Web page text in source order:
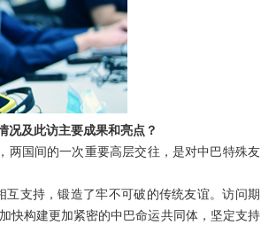
况及此访主要成果和亮点？
两国间的一次重要高层交往，是对中巴特殊友
支持，锻造了牢不可破的传统友谊。访问期
快构建更加紧密的中巴命运共同体，坚定支持